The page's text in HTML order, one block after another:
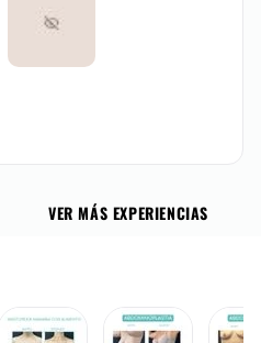
VER MÁS EXPERIENCIAS